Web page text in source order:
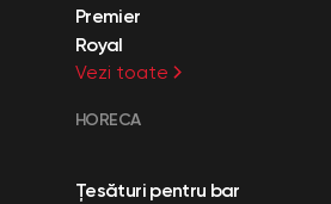
Premier
Royal
Vezi toate
HORECA
Țesături pentru bar